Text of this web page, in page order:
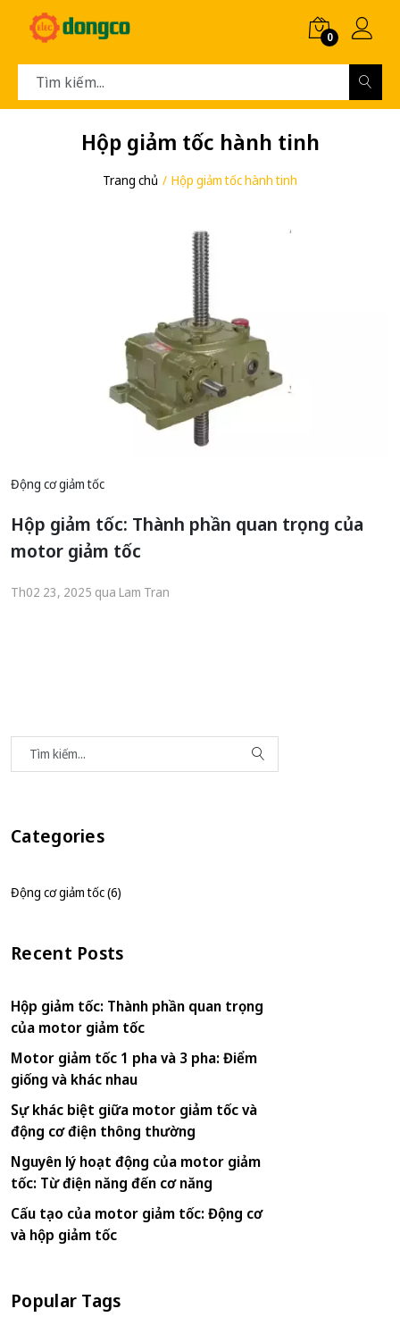
0
Hộp giảm tốc hành tinh
Trang chủ Hộp giảm tốc hành tinh
Động cơ giảm tốc
Hộp giảm tốc: Thành phần quan trọng của
motor giảm tốc
Th02 23, 2025 qua Lam Tran
Categories
Động cơ giảm tốc (6)
Recent Posts
Hộp giảm tốc: Thành phần quan trọng
của motor giảm tốc
Motor giảm tốc 1 pha và 3 pha: Điểm
giống và khác nhau
Sự khác biệt giữa motor giảm tốc và
động cơ điện thông thường
Nguyên lý hoạt động của motor giảm
tốc: Từ điện năng đến cơ năng
Cấu tạo của motor giảm tốc: Động cơ
và hộp giảm tốc
Popular Tags